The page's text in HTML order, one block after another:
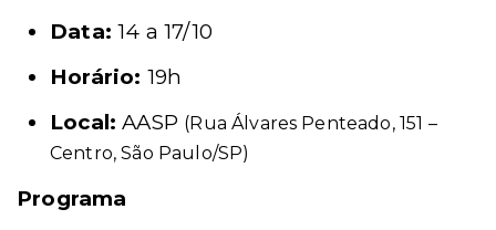
Data: 14 a 17/10
Horário: 19h
Local: AASP (Rua Álvares Penteado, 151 –
Centro, São Paulo/SP)
Programa